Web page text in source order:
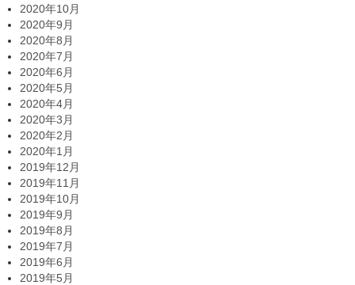
2020年10月
2020年9月
2020年8月
2020年7月
2020年6月
2020年5月
2020年4月
2020年3月
2020年2月
2020年1月
2019年12月
2019年11月
2019年10月
2019年9月
2019年8月
2019年7月
2019年6月
2019年5月